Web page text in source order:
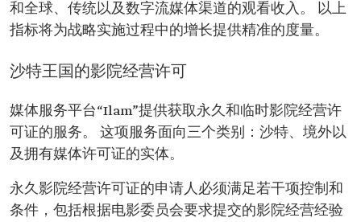
和全球、传统以及数字流媒体渠道的观看收入。 以上
指标将为战略实施过程中的增长提供精准的度量。
沙特王国的影院经营许可
媒体服务平台“Ilam”提供获取永久和临时影院经营许
可证的服务。 这项服务面向三个类别：沙特、境外以
及拥有媒体许可证的实体。
永久影院经营许可证的申请人必须满足若干项控制和
条件，包括根据电影委员会要求提交的影院经营经验